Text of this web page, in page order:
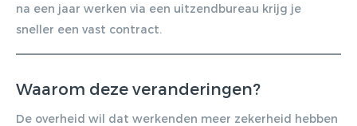
na een jaar werken via een uitzendbureau krijg je
sneller een vast contract.
Waarom deze veranderingen?
De overheid wil dat werkenden meer zekerheid hebben